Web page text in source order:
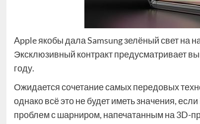
Apple якобы дала Samsung зелёный свет на
Эксклюзивный контракт предусматривает
году.
Ожидается сочетание самых передовых
однако всё это не будет иметь значения,
проблем с шарниром, напечатанным на 3D-